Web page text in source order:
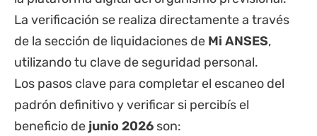
La verificación se realiza directamente a través
de la sección de liquidaciones de Mi ANSES,
utilizando tu clave de seguridad personal.
Los pasos clave para completar el escaneo del
padrón definitivo y verificar si percibís el
beneficio de junio 2026 son: